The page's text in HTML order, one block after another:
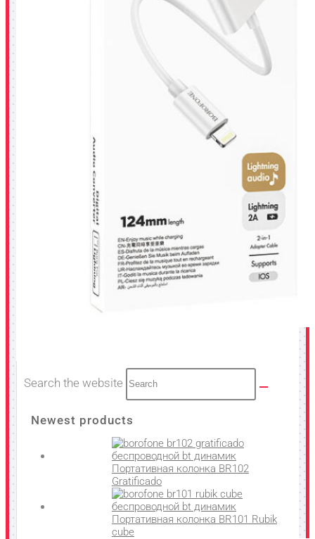
Search the website
Newest products
Портативная колонка BR102
Gratificado
Портативная колонка BR101 Rubik
cube